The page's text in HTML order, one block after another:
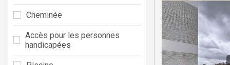
Cheminée
Accès pour les personnes
handicapées